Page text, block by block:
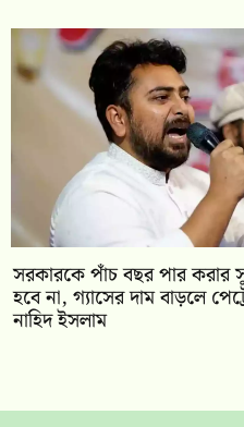
সরকারকে পাঁচ বছর পার করার
হবে না, গ্যাসের দাম বাড়লে
নাহিদ ইসলাম